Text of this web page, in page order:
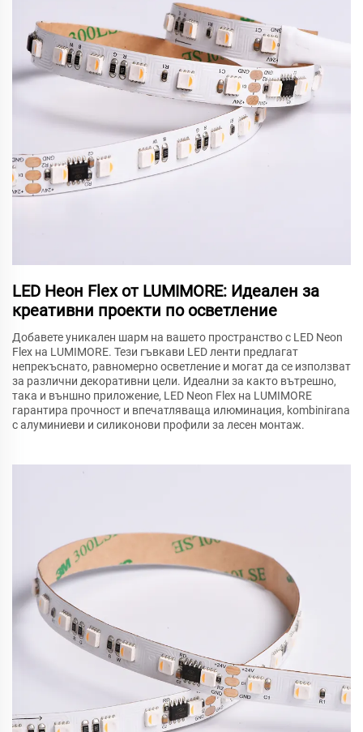
LED Неон Flex от LUMIMORE: Идеален за
креативни проекти по осветление
Добавете уникален шарм на вашето пространство с LED Neon
Flex на LUMIMORE. Тези гъвкави LED ленти предлагат
непрекъснато, равномерно осветление и могат да се използват
за различни декоративни цели. Идеални за както вътрешно,
така и външно приложение, LED Neon Flex на LUMIMORE
гарантира прочност и впечатляваща илюминация, kombinirana
с алуминиеви и силиконови профили за лесен монтаж.